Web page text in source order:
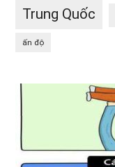
Trung Quốc
ấn độ